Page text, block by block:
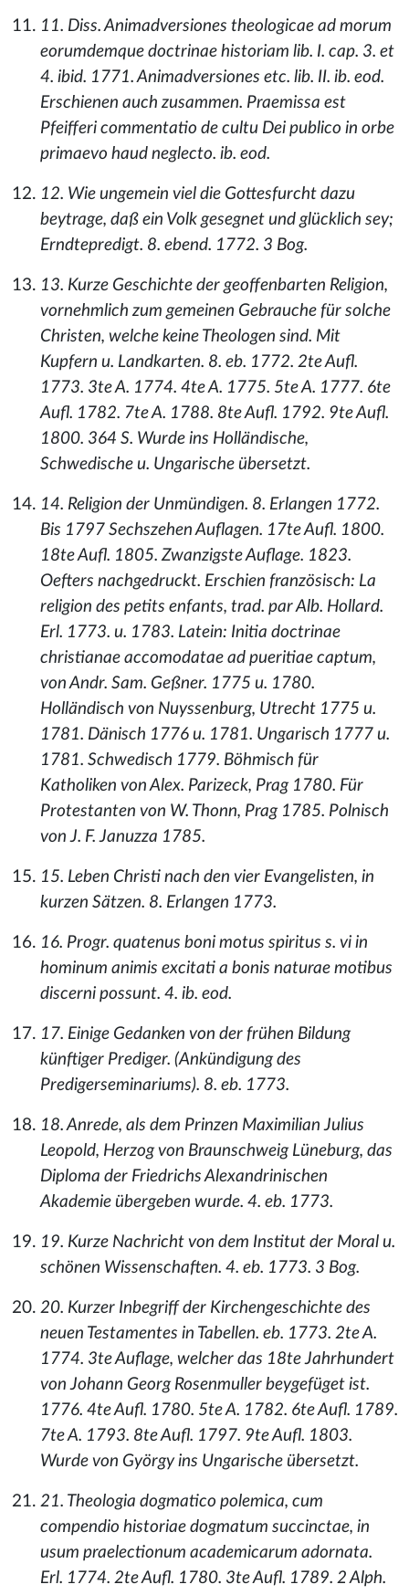
11. Diss. Animadversiones theologicae ad morum
eorumdemque doctrinae historiam lib. I. cap. 3. et
4. ibid. 1771. Animadversiones etc. lib. II. ib. eod.
Erschienen auch zusammen. Praemissa est
Pfeifferi commentatio de cultu Dei publico in orbe
primaevo haud neglecto. ib. eod.
12. Wie ungemein viel die Gottesfurcht dazu
beytrage, daß ein Volk gesegnet und glücklich sey;
Erndtepredigt. 8. ebend. 1772. 3 Bog.
13. Kurze Geschichte der geoffenbarten Religion,
vornehmlich zum gemeinen Gebrauche für solche
Christen, welche keine Theologen sind. Mit
Kupfern u. Landkarten. 8. eb. 1772. 2te Aufl.
1773. 3te A. 1774. 4te A. 1775. 5te A. 1777. 6te
Aufl. 1782. 7te A. 1788. 8te Aufl. 1792. 9te Aufl.
1800. 364 S. Wurde ins Holländische,
Schwedische u. Ungarische übersetzt.
14. Religion der Unmündigen. 8. Erlangen 1772.
Bis 1797 Sechszehen Auflagen. 17te Aufl. 1800.
18te Aufl. 1805. Zwanzigste Auflage. 1823.
Oefters nachgedruckt. Erschien französisch: La
religion des petits enfants, trad. par Alb. Hollard.
Erl. 1773. u. 1783. Latein: Initia doctrinae
christianae accomodatae ad pueritiae captum,
von Andr. Sam. Geßner. 1775 u. 1780.
Holländisch von Nuyssenburg, Utrecht 1775 u.
1781. Dänisch 1776 u. 1781. Ungarisch 1777 u.
1781. Schwedisch 1779. Böhmisch für
Katholiken von Alex. Parizeck, Prag 1780. Für
Protestanten von W. Thonn, Prag 1785. Polnisch
von J. F. Januzza 1785.
15. Leben Christi nach den vier Evangelisten, in
kurzen Sätzen. 8. Erlangen 1773.
16. Progr. quatenus boni motus spiritus s. vi in
hominum animis excitati a bonis naturae motibus
discerni possunt. 4. ib. eod.
17. Einige Gedanken von der frühen Bildung
künftiger Prediger. (Ankündigung des
Predigerseminariums). 8. eb. 1773.
18. Anrede, als dem Prinzen Maximilian Julius
Leopold, Herzog von Braunschweig Lüneburg, das
Diploma der Friedrichs Alexandrinischen
Akademie übergeben wurde. 4. eb. 1773.
19. Kurze Nachricht von dem Institut der Moral u.
schönen Wissenschaften. 4. eb. 1773. 3 Bog.
20. Kurzer Inbegriff der Kirchengeschichte des
neuen Testamentes in Tabellen. eb. 1773. 2te A.
1774. 3te Auflage, welcher das 18te Jahrhundert
von Johann Georg Rosenmuller beygefüget ist.
1776. 4te Aufl. 1780. 5te A. 1782. 6te Aufl. 1789.
7te A. 1793. 8te Aufl. 1797. 9te Aufl. 1803.
Wurde von György ins Ungarische übersetzt.
21. Theologia dogmatico polemica, cum
compendio historiae dogmatum succinctae, in
usum praelectionum academicarum adornata.
Erl. 1774. 2te Aufl. 1780. 3te Aufl. 1789. 2 Alph.